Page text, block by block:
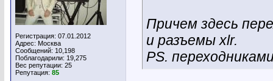
Регистрация: 07.01.2012
Адрес: Москва
Сообщений: 10,198
Поблагодарили: 19,275
Вес репутации: 25
Репутация: 85
Причем здесь
и разъемы xlr.
PS.